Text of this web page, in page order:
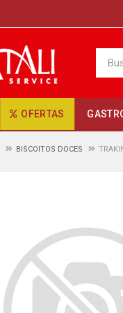
OFERTAS
BISCOITOS DOCES